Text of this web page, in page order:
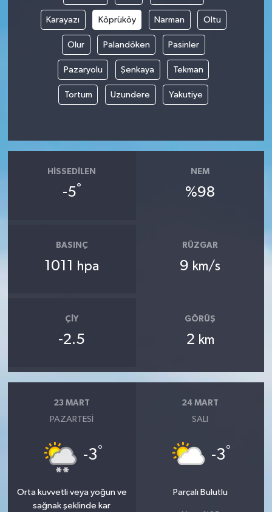
Karayazı Köprüköy Narman Oltu
Olur Palandöken Pasinler
Pazaryolu Şenkaya Tekman
Tortum Uzundere Yakutiye
HISSEDILEN
-5°
NEM
%98
BASINÇ
1011 hpa
RÜZGAR
9 km/s
ÇIY
-2.5
GÖRÜŞ
2 km
23 MART
PAZARTESI
-3°
Orta kuvvetli veya yoğun ve
sağnak şeklinde kar
24 MART
SALI
-3°
Parçalı Bulutlu